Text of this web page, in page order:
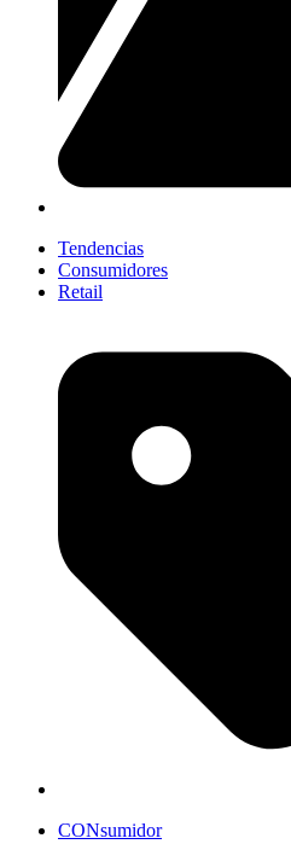
Tendencias
Consumidores
Retail
CONsumidor